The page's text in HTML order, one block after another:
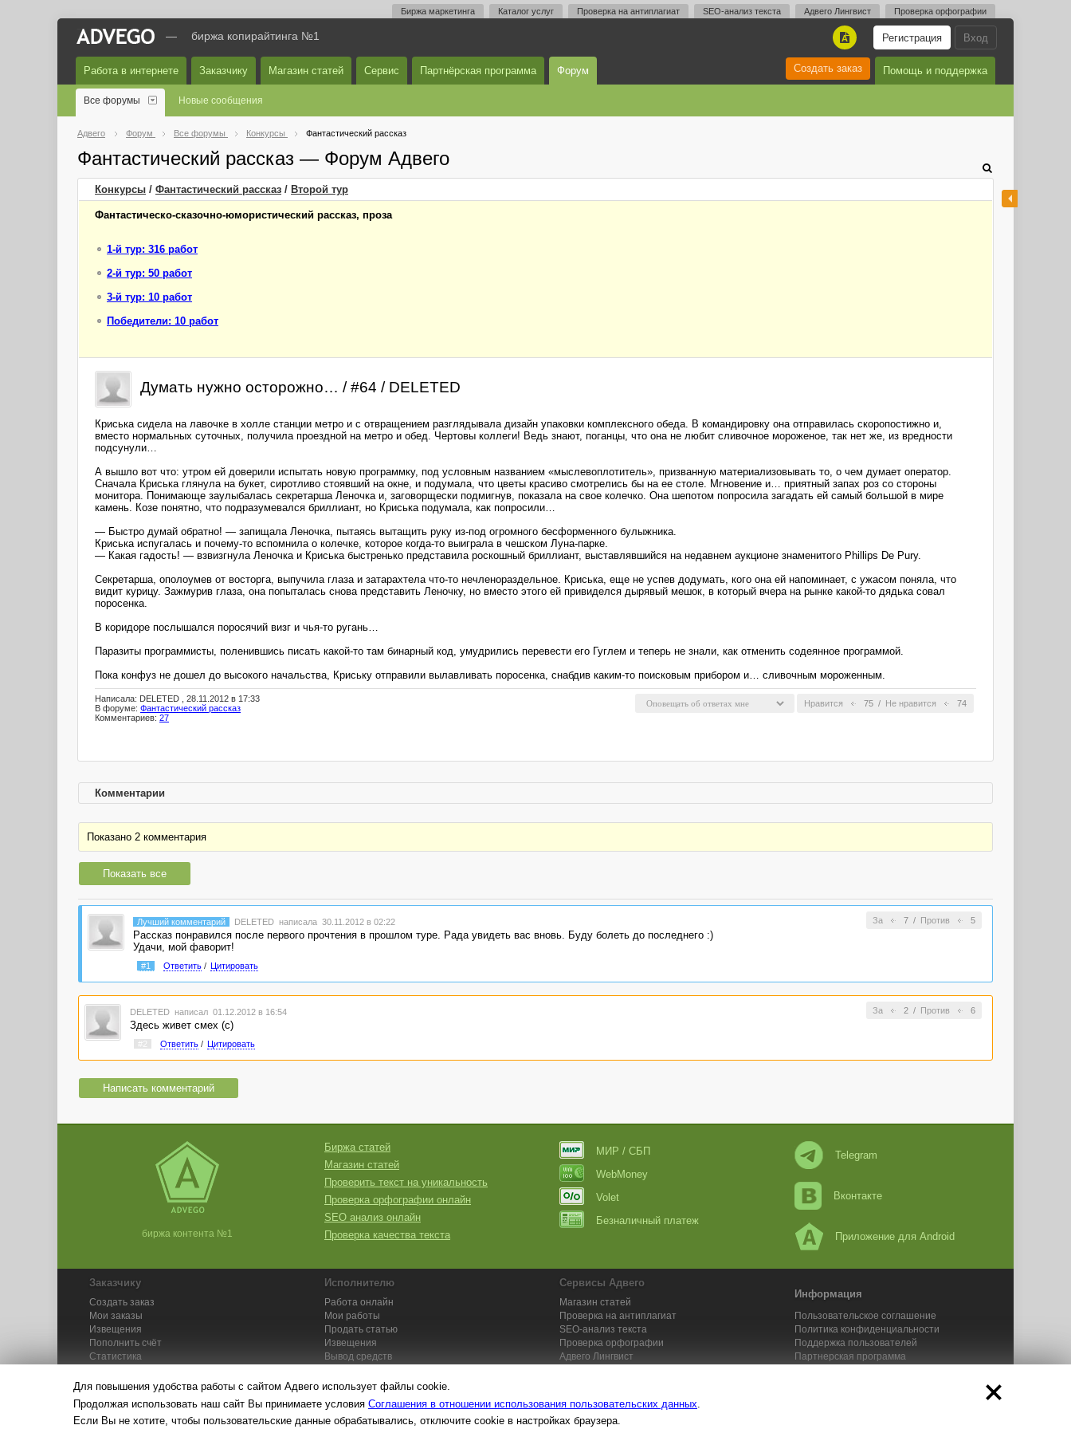
Биржа маркетинга Каталог услуг Проверка на антиплагиат SEO-анализ текста Адвего Лингвист Проверка орфографии
Вход
Регистрация
A
— биржа копирайтинга №1
Работа в интернете Заказчику Магазин статей Сервис Партнёрская программа Форум Помощь и поддержка
Создать заказ
Все форумы Новые сообщения
Адвего Форум Все форумы Конкурсы Фантастический рассказ
Фантастический рассказ — Форум Адвего
Конкурсы / Фантастический рассказ / Второй тур
Фантастическо-сказочно-юмористический рассказ, проза
1-й тур: 316 работ
2-й тур: 50 работ
3-й тур: 10 работ
Победители: 10 работ
Думать нужно осторожно… / #64 / DELETED
Криська сидела на лавочке в холле станции метро и с отвращением разглядывала дизайн упаковки комплексного обеда. В командировку она отправилась скоропостижно и,
вместо нормальных суточных, получила проездной на метро и обед. Чертовы коллеги! Ведь знают, поганцы, что она не любит сливочное мороженое, так нет же, из вредности
подсунули…
А вышло вот что: утром ей доверили испытать новую программку, под условным названием «мыслевоплотитель», призванную материализовывать то, о чем думает оператор.
Сначала Криська глянула на букет, сиротливо стоявший на окне, и подумала, что цветы красиво смотрелись бы на ее столе. Мгновение и… приятный запах роз со стороны
монитора. Понимающе заулыбалась секретарша Леночка и, заговорщески подмигнув, показала на свое колечко. Она шепотом попросила загадать ей самый большой в мире
камень. Козе понятно, что подразумевался бриллиант, но Криська подумала, как попросили…
— Быстро думай обратно! — запищала Леночка, пытаясь вытащить руку из-под огромного бесформенного булыжника.
Криська испугалась и почему-то вспомнила о колечке, которое когда-то выиграла в чешском Луна-парке.
— Какая гадость! — взвизгнула Леночка и Криська быстренько представила роскошный бриллиант, выставлявшийся на недавнем аукционе знаменитого Phillips De Pury.
Секретарша, ополоумев от восторга, выпучила глаза и затарахтела что-то нечленораздельное. Криська, еще не успев додумать, кого она ей напоминает, с ужасом поняла, что
видит курицу. Зажмурив глаза, она попыталась снова представить Леночку, но вместо этого ей привиделся дырявый мешок, в который вчера на рынке какой-то дядька совал
поросенка.
В коридоре послышался поросячий визг и чья-то ругань…
Паразиты программисты, поленившись писать какой-то там бинарный код, умудрились перевести его Гуглем и теперь не знали, как отменить содеянное программой.
Пока конфуз не дошел до высокого начальства, Криську отправили вылавливать поросенка, снабдив каким-то поисковым прибором и… сливочным мороженным.
Нравится 75 / Не нравится 74
Написала: DELETED , 28.11.2012 в 17:33
В форуме: Фантастический рассказ
Комментариев: 27
Комментарии
Показано 2 комментария
Показать все
За 7/ Против 5
Лучший комментарий DELETED написала 30.11.2012 в 02:22
Рассказ понравился после первого прочтения в прошлом туре. Рада увидеть вас вновь. Буду болеть до последнего :)
Удачи, мой фаворит!
#1 Ответить/ Цитировать
За 2/ Против 6
DELETED написал 01.12.2012 в 16:54
Здесь живет смех (с)
#2 Ответить/ Цитировать
Написать комментарий
биржа контента №1
Биржа статей
Магазин статей
Проверить текст на уникальность
Проверка орфографии онлайн
SEO анализ онлайн
Проверка качества текста
МИР / СБП
WebMoney
Volet
Безналичный платеж
Telegram
Вконтакте
Приложение для Android
Заказчику
Создать заказ
Мои заказы
Извещения
Пополнить счёт
Статистика
Исполнителю
Работа онлайн
Мои работы
Продать статью
Извещения
Вывод средств
Сервисы Адвего
Магазин статей
Проверка на антиплагиат
SEO-анализ текста
Проверка орфографии
Адвего Лингвист
Информация
Пользовательское соглашение
Политика конфиденциальности
Поддержка пользователей
Партнерская программа
© Адвего — биржа контента №1. Копирайтинг, рерайтинг, переводы,работа на дому
Для повышения удобства работы с сайтом Адвего использует файлы cookie.
Продолжая использовать наш сайт Вы принимаете условия Соглашения в отношении использования пользовательских данных
Если Вы не хотите, чтобы пользовательские данные обрабатывались, отключите cookie в настройках браузера.